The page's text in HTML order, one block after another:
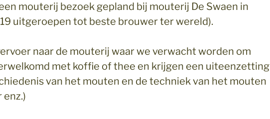
mouterij bezoek gepland bij mouterij De Swaen in
uitgeroepen tot beste brouwer ter wereld).
naar de mouterij waar we verwacht worden om
met koffie of thee en krijgen een uiteenzetting
van het mouten en de techniek van het mouten
enz.)